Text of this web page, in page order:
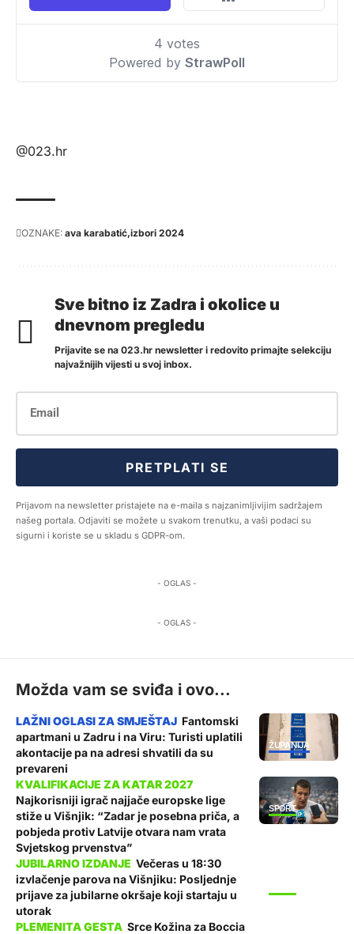
@023.hr
OZNAKE: ava karabatić izbori 2024
Sve bitno iz Zadra i okolice u
dnevnom pregledu
Prijavite se na 023.hr newsletter i redovito primajte selekciju
najvažnijih vijesti u svoj inbox.
PRETPLATI SE
Prijavom na newsletter pristajete na e-maila s najzanimljivijim sadržajem
našeg portala. Odjaviti se možete u svakom trenutku, a vaši podaci su
sigurni i koriste se u skladu s GDPR-om.
- OGLAS -
- OGLAS -
Možda vam se sviđa i ovo...
ŽUPANIJA
Fantomski
apartmani u Zadru i na Viru: Turisti uplatili
akontacije pa na adresi shvatili da su
prevareni
SPORT
Najkorisniji igrač najjače europske lige
stiže u Višnjik: “Zadar je posebna priča, a
pobjeda protiv Latvije otvara nam vrata
Svjetskog prvenstva”
Večeras u 18:30
izvlačenje parova na Višnjiku: Posljednje
prijave za jubilarne okršaje koji startaju u
utorak
Srce Kožina za Boccia